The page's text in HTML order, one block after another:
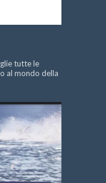
tutte le
al mondo della